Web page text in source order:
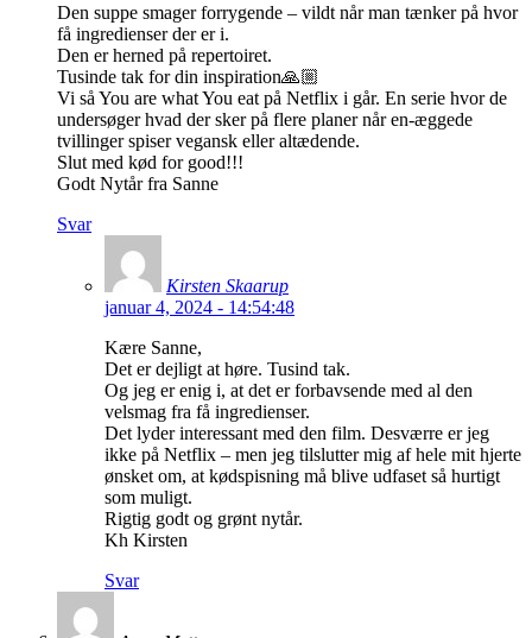
Den suppe smager forrygende – vildt når man tænker på hvor
få ingredienser der er i.
Den er herned på repertoiret.
Tusinde tak for din inspiration🙏🏼
Vi så You are what You eat på Netflix i går. En serie hvor de
undersøger hvad der sker på flere planer når en-æggede
tvillinger spiser vegansk eller altædende.
Slut med kød for good!!!
Godt Nytår fra Sanne
Svar
Kirsten Skaarup
januar 4, 2024 - 14:54:48
Kære Sanne,
Det er dejligt at høre. Tusind tak.
Og jeg er enig i, at det er forbavsende med al den
velsmag fra få ingredienser.
Det lyder interessant med den film. Desværre er jeg
ikke på Netflix – men jeg tilslutter mig af hele mit hjerte
ønsket om, at kødspisning må blive udfaset så hurtigt
som muligt.
Rigtig godt og grønt nytår.
Kh Kirsten
Svar